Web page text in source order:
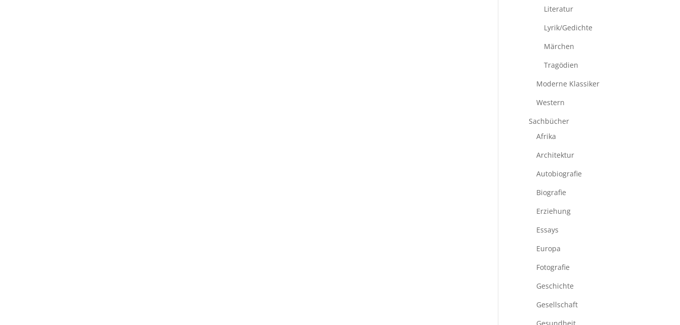
Literatur
Lyrik/Gedichte
Märchen
Tragödien
Moderne Klassiker
Western
Sachbücher
Afrika
Architektur
Autobiografie
Biografie
Erziehung
Essays
Europa
Fotografie
Geschichte
Gesellschaft